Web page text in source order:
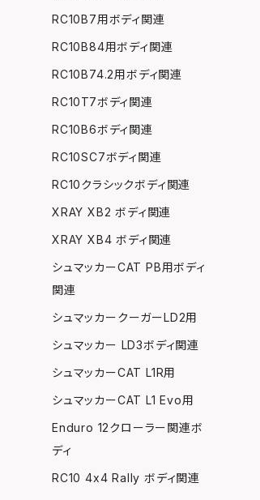
RC10B7用ボディ関連
RC10B84用ボディ関連
RC10B74.2用ボディ関連
RC10T7ボディ関連
RC10B6ボディ関連
RC10SC7ボディ関連
RC10クラシックボディ関連
XRAY XB2 ボディ関連
XRAY XB4 ボディ関連
シュマッカーCAT PB用ボディ
関連
シュマッカークーガーLD2用
シュマッカー LD3ボディ関連
シュマッカーCAT L1R用
シュマッカーCAT L1 Evo用
Enduro 12クローラー関連ボ
ディ
RC10 4x4 Rally ボディ関連